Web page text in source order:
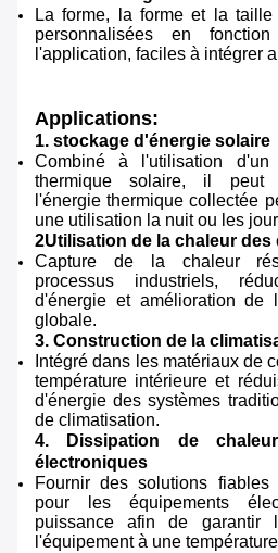
La forme, la forme et la
personnalisées en
l'application, faciles à intégrer
Applications:
1. stockage d'énergie solaire
Combiné à l'utilisation
thermique solaire, il peut
l'énergie thermique collectée
une utilisation la nuit ou les
2Utilisation de la chaleur
Capture de la chaleur
processus industriels,
d'énergie et amélioration de
globale.
3. Construction de la
Intégré dans les matériaux de
température intérieure et
d'énergie des systèmes
de climatisation.
4. Dissipation de
électroniques
Fournir des solutions
pour les équipements
puissance afin de garantir
l'équipement à une